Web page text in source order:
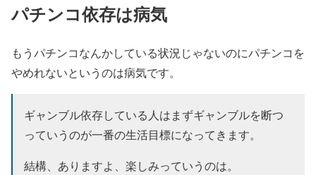
パチンコ依存は病気
もうパチンコなんかしている状況じゃないのにパチンコを
やめれないというのは病気です。
ギャンブル依存している人はまずギャンブルを断つ
っていうのが一番の生活目標になってきます。
結構、ありますよ、楽しみっていうのは。